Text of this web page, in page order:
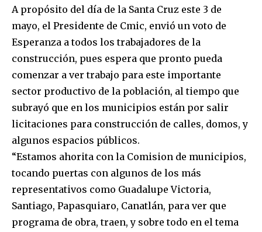
A propósito del día de la Santa Cruz este 3 de
mayo, el Presidente de Cmic, envió un voto de
Esperanza a todos los trabajadores de la
construcción, pues espera que pronto pueda
comenzar a ver trabajo para este importante
sector productivo de la población, al tiempo que
subrayó que en los municipios están por salir
licitaciones para construcción de calles, domos, y
algunos espacios públicos.
“Estamos ahorita con la Comision de municipios,
tocando puertas con algunos de los más
representativos como Guadalupe Victoria,
Santiago, Papasquiaro, Canatlán, para ver que
programa de obra, traen, y sobre todo en el tema